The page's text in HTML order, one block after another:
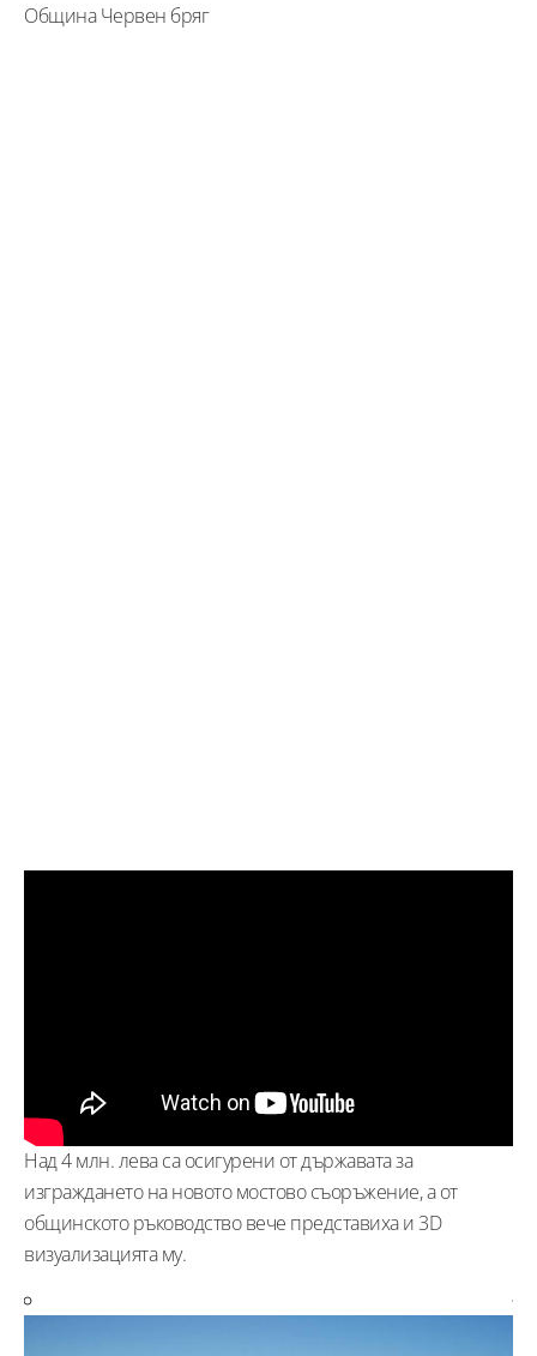
Община Червен бряг
Над 4 млн. лева са осигурени от държавата за
изграждането на новото мостово съоръжение, а от
общинското ръководство вече представиха и 3D
визуализацията му.